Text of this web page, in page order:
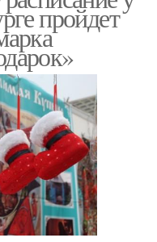
пройдет